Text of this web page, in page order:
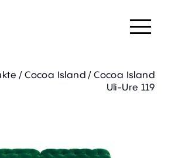
/ Cocoa Island /Cocoa Island
Uli-Ure 119